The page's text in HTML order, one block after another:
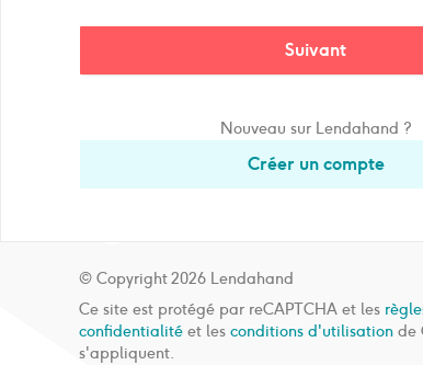
Suivant
Nouveau sur Lendahand ?
Créer un compte
© Copyright2026 Lendahand
Ce site est protégé par reCAPTCHA et les
confidentialité et les conditions d'utilisation de
s'appliquent.